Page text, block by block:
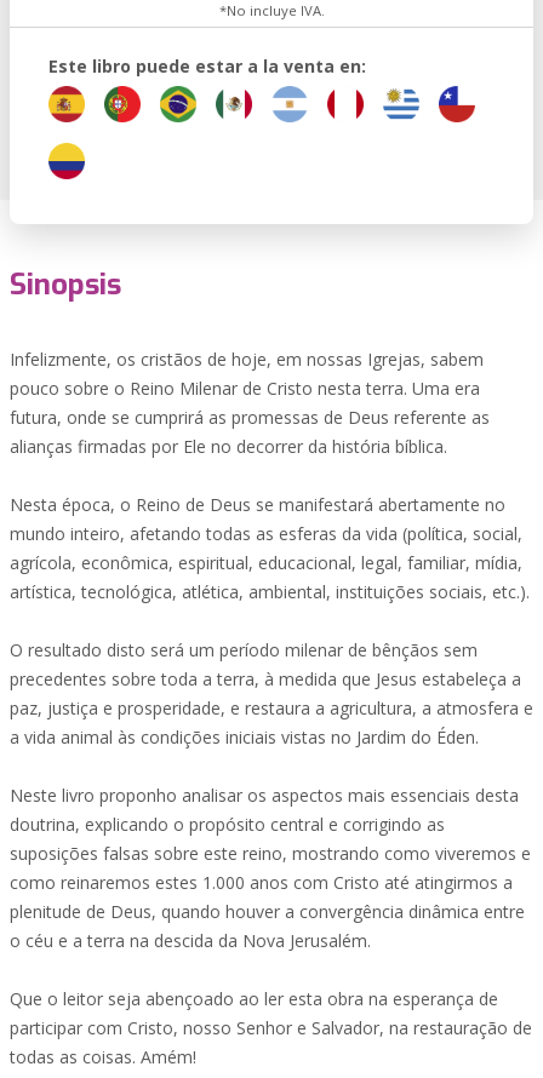
*No incluye IVA.
Este libro puede estar a la venta en:
Sinopsis
Infelizmente, os cristãos de hoje, em nossas Igrejas, sabem
pouco sobre o Reino Milenar de Cristo nesta terra. Uma era
futura, onde se cumprirá as promessas de Deus referente as
alianças firmadas por Ele no decorrer da história bíblica.
Nesta época, o Reino de Deus se manifestará abertamente no
mundo inteiro, afetando todas as esferas da vida (política, social,
agrícola, econômica, espiritual, educacional, legal, familiar, mídia,
artística, tecnológica, atlética, ambiental, instituições sociais, etc.).
O resultado disto será um período milenar de bênçãos sem
precedentes sobre toda a terra, à medida que Jesus estabeleça a
paz, justiça e prosperidade, e restaura a agricultura, a atmosfera e
a vida animal às condições iniciais vistas no Jardim do Éden.
Neste livro proponho analisar os aspectos mais essenciais desta
doutrina, explicando o propósito central e corrigindo as
suposições falsas sobre este reino, mostrando como viveremos e
como reinaremos estes 1.000 anos com Cristo até atingirmos a
plenitude de Deus, quando houver a convergência dinâmica entre
o céu e a terra na descida da Nova Jerusalém.
Que o leitor seja abençoado ao ler esta obra na esperança de
participar com Cristo, nosso Senhor e Salvador, na restauração de
todas as coisas. Amém!